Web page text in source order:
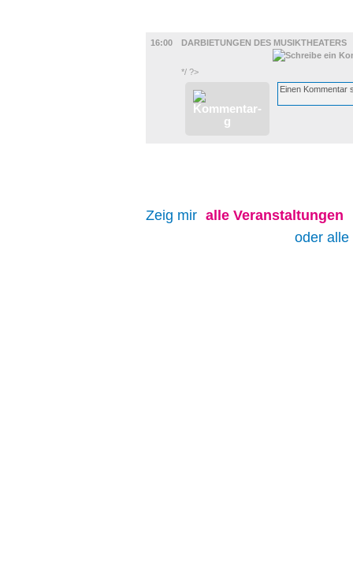
16:00
DARBIETUNGEN DES MUSIKTHEATERS
*/ ?>
Zeig mir alle Veranstaltungen
oder alle